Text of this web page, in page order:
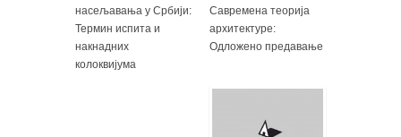
насељавања у Србији:
Термин испита и
накнадних
колоквијума
Савремена теорија
архитектуре:
Одложено предавање